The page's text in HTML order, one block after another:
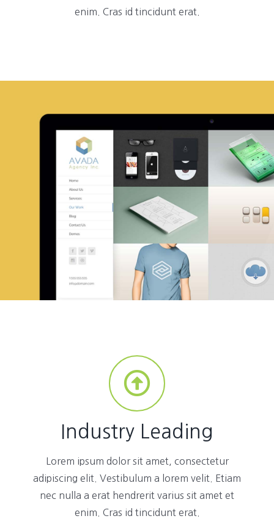
enim. Cras id tincidunt erat.
Industry Leading
Lorem ipsum dolor sit amet, consectetur
adipiscing elit. Vestibulum a lorem velit. Etiam
nec nulla a erat hendrerit varius sit amet et
enim. Cras id tincidunt erat.